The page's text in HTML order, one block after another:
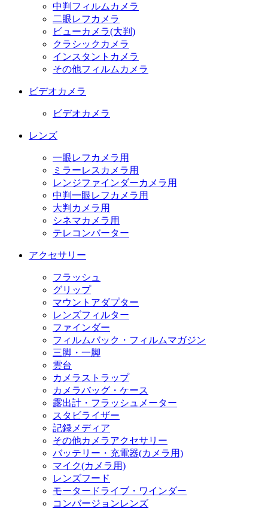
中判フィルムカメラ
二眼レフカメラ
ビューカメラ(大判)
クラシックカメラ
インスタントカメラ
その他フィルムカメラ
ビデオカメラ
ビデオカメラ
レンズ
一眼レフカメラ用
ミラーレスカメラ用
レンジファインダーカメラ用
中判一眼レフカメラ用
大判カメラ用
シネマカメラ用
テレコンバーター
アクセサリー
フラッシュ
グリップ
マウントアダプター
レンズフィルター
ファインダー
フィルムバック・フィルムマガジン
三脚・一脚
雲台
カメラストラップ
カメラバッグ・ケース
露出計・フラッシュメーター
スタビライザー
記録メディア
その他カメラアクセサリー
バッテリー・充電器(カメラ用)
マイク(カメラ用)
レンズフード
モータードライブ・ワインダー
コンバージョンレンズ